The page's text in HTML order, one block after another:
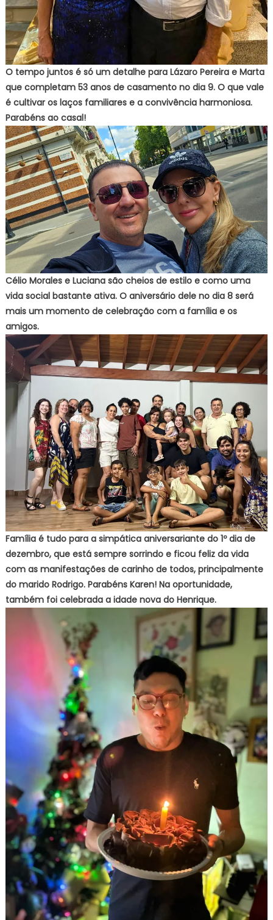
O tempo juntos é só um detalhe para Lázaro Pereira e Marta
que completam 53 anos de casamento no dia 9. O que vale
é cultivar os laços familiares e a convivência harmoniosa.
Parabéns ao casal!
Célio Morales e Luciana são cheios de estilo e como uma
vida social bastante ativa. O aniversário dele no dia 8 será
mais um momento de celebração com a família e os
amigos.
Família é tudo para a simpática aniversariante do 1º dia de
dezembro, que está sempre sorrindo e ficou feliz da vida
com as manifestações de carinho de todos, principalmente
do marido Rodrigo. Parabéns Karen! Na oportunidade,
também foi celebrada a idade nova do Henrique.